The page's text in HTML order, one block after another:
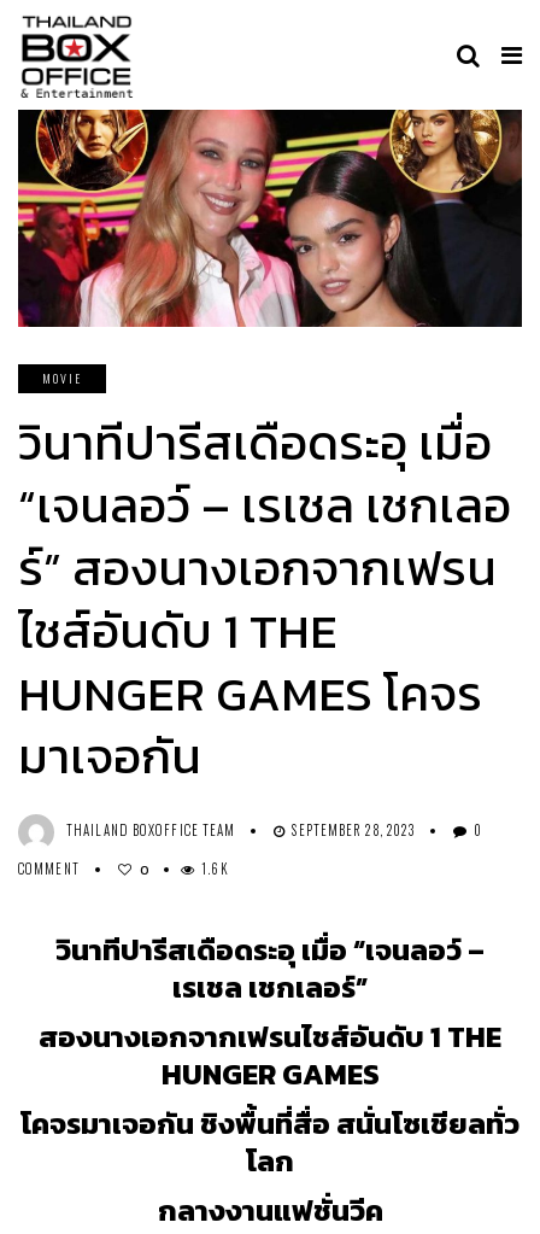
MOVIE
วินาทีปารีสเดือดระอุ เมื่อ
“เจนลอว์ – เรเชล เชกเลอ
ร์” สองนางเอกจากเฟรน
ไชส์อันดับ 1 THE
HUNGER GAMES โคจร
มาเจอกัน
THAILAND BOXOFFICE TEAM SEPTEMBER 28, 2023
0
COMMENT
0 1.6K
วินาทีปารีสเดือดระอุ เมื่อ “เจนลอว์ –
เรเชล เชกเลอร์”
สองนางเอกจากเฟรนไชส์อันดับ 1 THE
HUNGER GAMES
โคจรมาเจอกัน ชิงพื้นที่สื่อ สนั่นโซเชียลทั่ว
โลก
กลางงานแฟชั่นวีค